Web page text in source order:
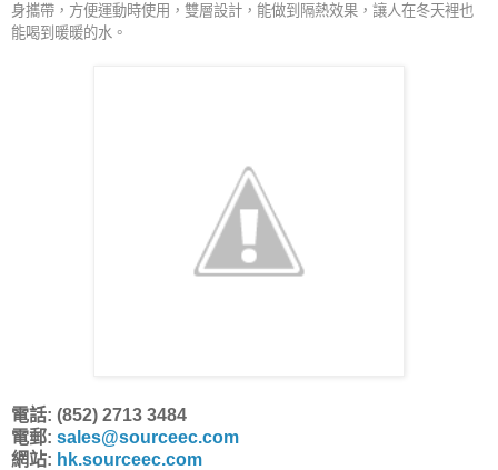
身攜帶，方便運動時使用，雙層設計，能做到隔熱效果，讓人在冬天裡也
能喝到暖暖的水。
電話: (852) 2713 3484
電郵: sales@sourceec.com
網站: hk.sourceec.com